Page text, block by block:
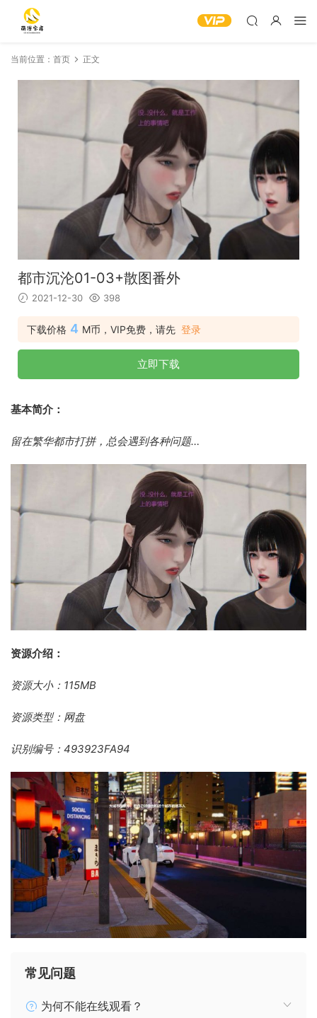
当前位置： 首页 正文
都市沉沦01-03+散图番外
2021-12-30 398
下载价格 4 M币，VIP免费，请先 登录
立即下载
基本简介：
留在繁华都市打拼，总会遇到各种问题…
资源介绍：
资源大小：115MB
资源类型：网盘
识别编号：493923FA94
常见问题
为何不能在线观看？